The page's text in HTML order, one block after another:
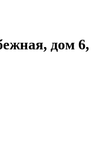
дом 6,